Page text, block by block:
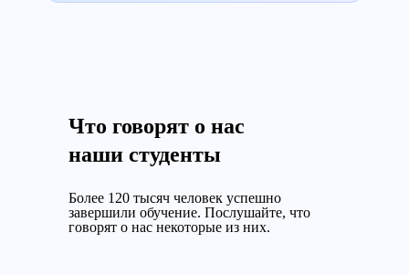
Что говорят о нас
наши студенты
Более 120 тысяч человек успешно
завершили обучение. Послушайте, что
говорят о нас некоторые из них.